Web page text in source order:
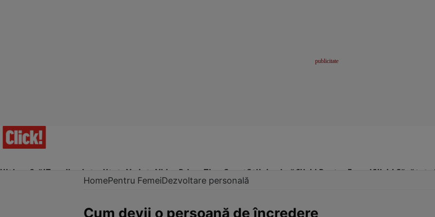
Ultima Oră!Trending Actualitate Vedete Video Prime Time SportStil de viațăClick! Pentru FemeiClick! Sănătate
HomePentru FemeiDezvoltare personală
Cum devii o persoană de încredere